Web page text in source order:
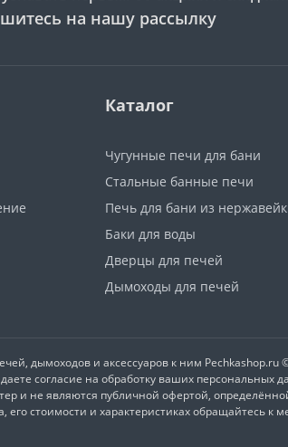
на нашу рассылку
Каталог
Чугунные печи для бани
Стальные банные печи
Печь для бани из
Баки для воды
Дверцы для печей
Дымоходы для печей
дымоходов и аксессуаров к ним Pechkashop.ru
согласие на обработку ваших
и не являются публичной офертой,
стоимости и характеристиках обращайтесь к